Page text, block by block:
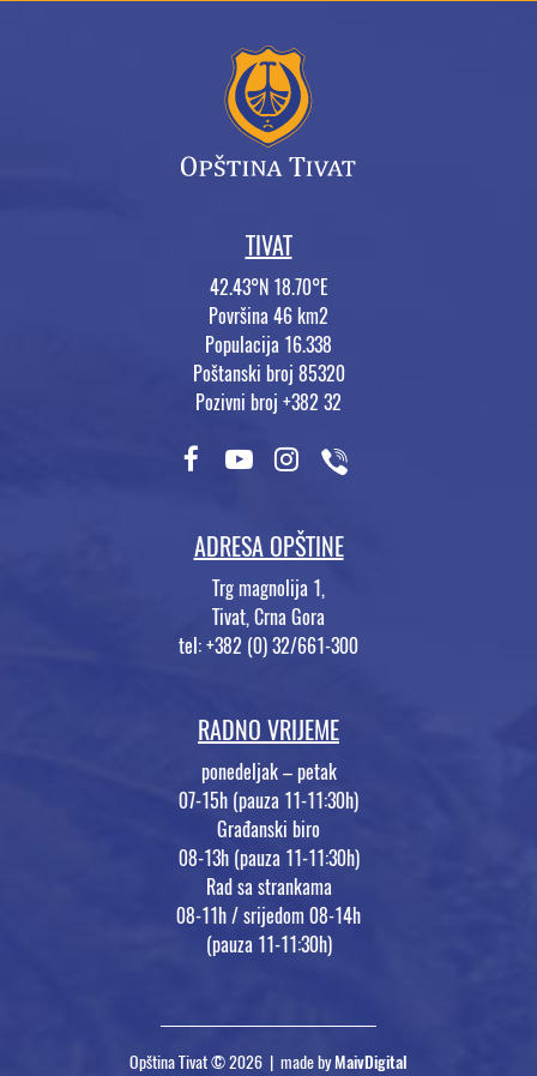
TIVAT
42.43°N 18.70°E
Površina 46 km2
Populacija 16.338
Poštanski broj 85320
Pozivni broj +382 32
ADRESA OPŠTINE
Trg magnolija 1,
Tivat, Crna Gora
tel: +382 (0) 32/661-300
RADNO VRIJEME
ponedeljak – petak
07-15h (pauza 11-11:30h)
Građanski biro
08-13h (pauza 11-11:30h)
Rad sa strankama
08-11h / srijedom 08-14h
(pauza 11-11:30h)
Opština Tivat © 2026 | made byMaivDigital